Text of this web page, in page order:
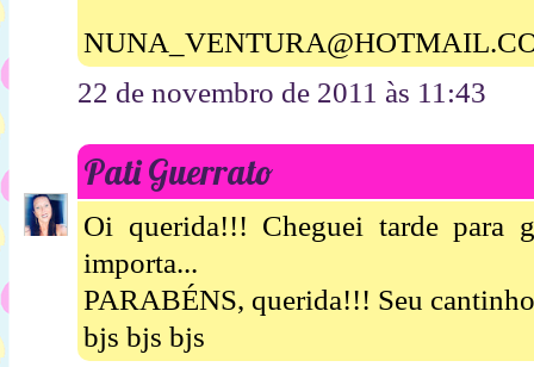
22 de novembro de 2011 às 11:43
Pati Guerrato
Oi querida!!! Cheguei tarde para
importa...
PARABÉNS, querida!!! Seu
bjs bjs bjs